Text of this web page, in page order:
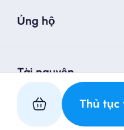
Thủ tục
Ủng hộ
Tài nguyên
Hợp tác với chúng